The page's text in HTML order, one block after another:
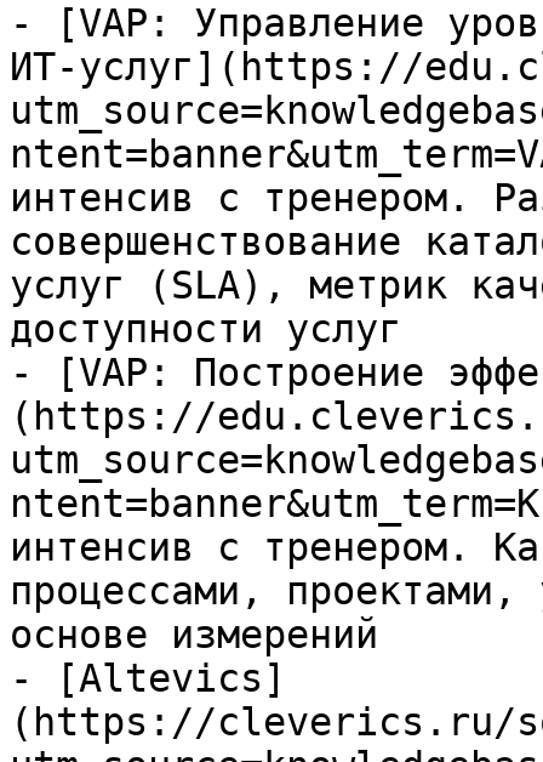
- [VAP: Управление
ИТ-услуг](https://
интенсив с тренером.
совершенствование
услуг (SLA), метрик
доступности услуг
- [VAP: Построение
(https://
интенсив с тренером.
процессами, проектами,
основе измерений
- [Altevics]
(https://cleverics.ru/